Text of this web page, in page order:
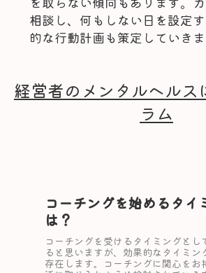
相談し、何もしない日を設定
的な行動計画も策定していきま
経営者のメンタルヘルス
ラム
コーチングを始めるタイ
は？
コーチングを受けるタイミングとし
ると思いますが、効果的なタイミン
存在します。コーチングに関心をお